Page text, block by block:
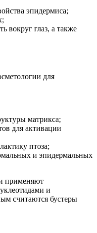
эпидермиса;
вокруг глаз, а также
для
матрикса;
для активации
птоза;
и эпидермальных
применяют
и
считаются бустеры